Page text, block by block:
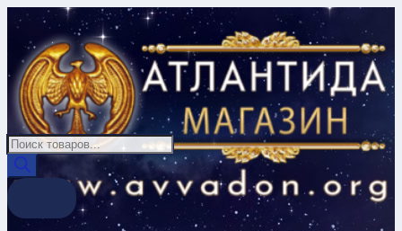
Перейти
навигации
Перейти
содержимому
Поиск
товаров